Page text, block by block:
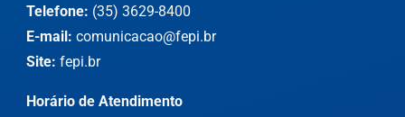
Telefone: (35) 3629-8400
E-mail: comunicacao@fepi.br
Site: fepi.br
Horário de Atendimento